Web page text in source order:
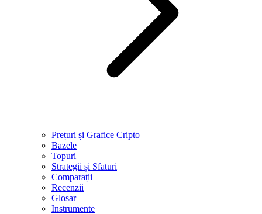
Prețuri și Grafice Cripto
Bazele
Topuri
Strategii și Sfaturi
Comparații
Recenzii
Glosar
Instrumente